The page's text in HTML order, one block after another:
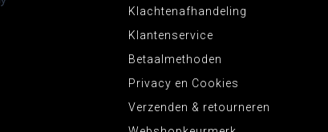
Klachtenafhandeling
Klantenservice
Betaalmethoden
Privacy en Cookies
Verzenden & retourneren